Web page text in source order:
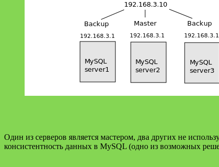
Один из серверов является мастером, два других не
консистентность данных в MySQL (одно из возможных